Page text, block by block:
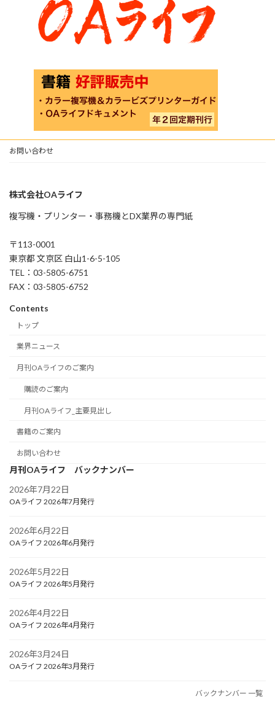
お問い合わせ
株式会社OAライフ
複写機・プリンター・事務機とDX業界の専門紙
〒113-0001
東京都 文京区 白山1-6-5-105
TEL：03-5805-6751
FAX：03-5805-6752
Contents
トップ
業界ニュース
月刊OAライフのご案内
購読のご案内
月刊OAライフ_主要見出し
書籍のご案内
お問い合わせ
月刊OAライフ バックナンバー
2026年7月22日
OAライフ 2026年7月発行
2026年6月22日
OAライフ 2026年6月発行
2026年5月22日
OAライフ 2026年5月発行
2026年4月22日
OAライフ 2026年4月発行
2026年3月24日
OAライフ 2026年3月発行
バックナンバー 一覧